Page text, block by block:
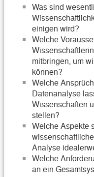
Was sind
einigen wird?
Welche
mitbringen, um
können?
Welche
Datenanalyse
Wissenschaften
stellen?
Welche Aspekte
Analyse
Welche
an ein